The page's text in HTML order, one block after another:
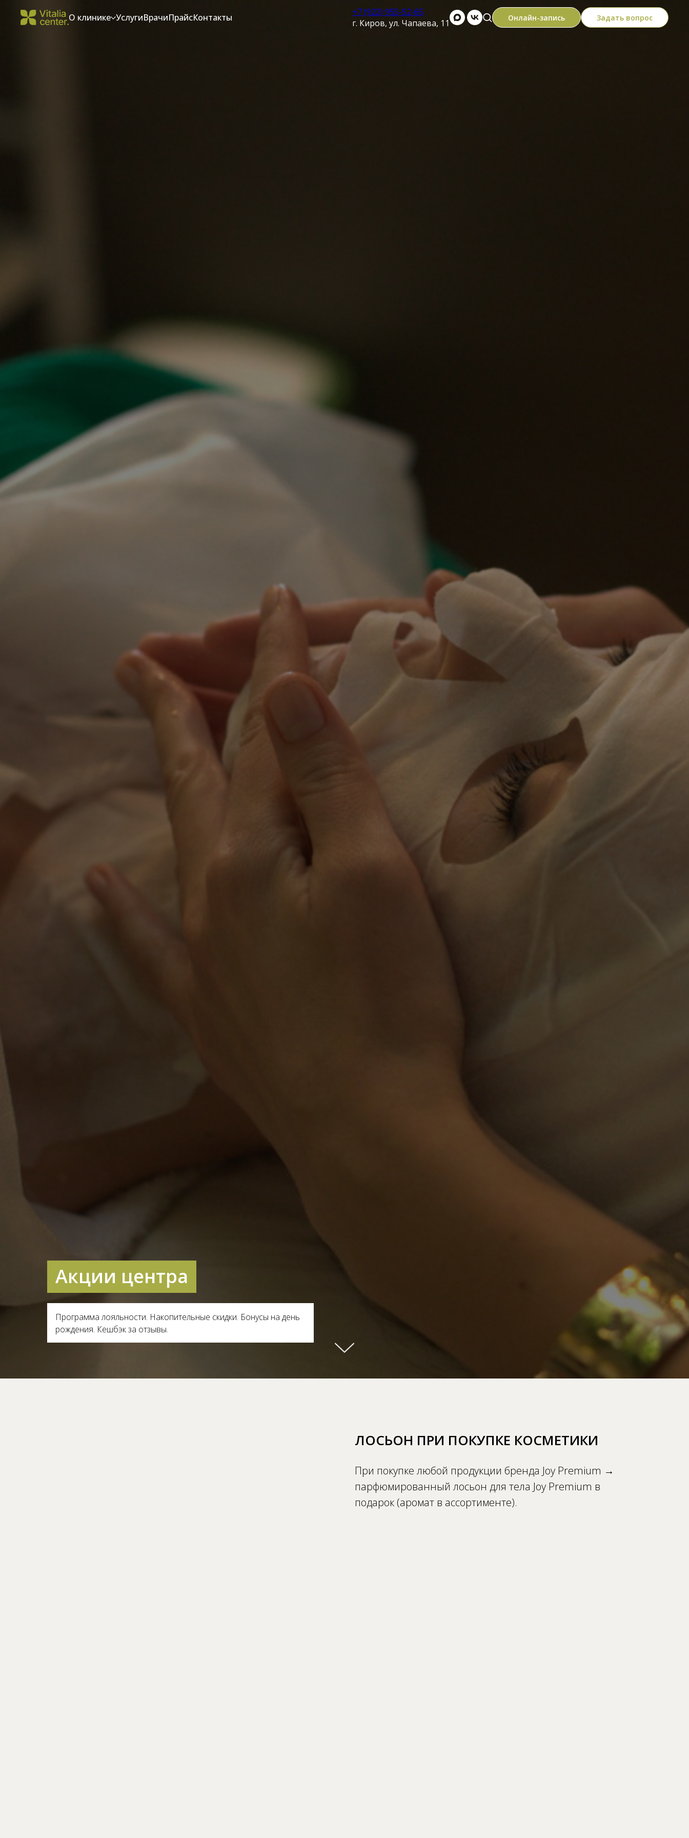
О клинике УслугиВрачиПрайсКонтакты
+7 (922) 955-52-65
г. Киров, ул. Чапаева, 11
Онлайн-запись Задать вопрос
Акции центра
Программа лояльности. Накопительные скидки. Бонусы на день
рождения. Кешбэк за отзывы.
ЛОСЬОН ПРИ ПОКУПКЕ КОСМЕТИКИ
При покупке любой продукции бренда Joy Premium →
парфюмированный лосьон для тела Joy Premium в
подарок (аромат в ассортименте).